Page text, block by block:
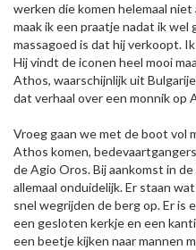
werken die komen helemaal
maak ik een praatje nadat ik
massagoed is dat hij verkoopt.
Hij vindt de iconen heel mooi
Athos, waarschijnlijk uit
dat verhaal over een monnik op
Vroeg gaan we met de boot vol
Athos komen,
de Agio Oros. Bij aankomst in
allemaal onduidelijk. Er staan
snel wegrijden de berg op. Er is
een gesloten kerkje en een
een beetje kijken naar mannen